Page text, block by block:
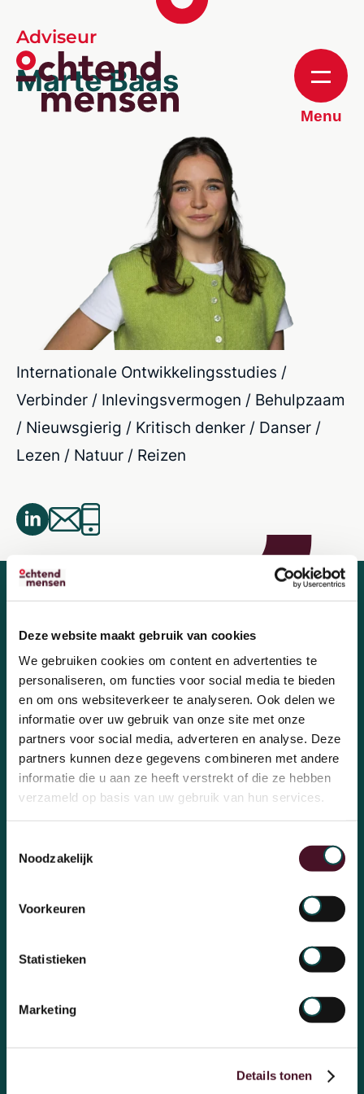
Deze website maakt gebruik van cookies
We gebruiken cookies om content en advertenties te
personaliseren, om functies voor social media te bieden
en om ons websiteverkeer te analyseren. Ook delen we
informatie over uw gebruik van onze site met onze
partners voor social media, adverteren en analyse. Deze
partners kunnen deze gegevens combineren met andere
informatie die u aan ze heeft verstrekt of die ze hebben
verzameld op basis van uw gebruik van hun services.
Noodzakelijk
Voorkeuren
Statistieken
Marketing
Details tonen
Menu
Adviseur
Marte Baas
Internationale Ontwikkelingsstudies /
Verbinder / Inlevingsvermogen / Behulpzaam
/ Nieuwsgierig / Kritisch denker / Danser /
Lezen / Natuur / Reizen
Wij zoeken nieuwe
OchtendMensen!
Aanmelden voor de inhousedag
Over OchtendMensen
Ons bureau
Thema's